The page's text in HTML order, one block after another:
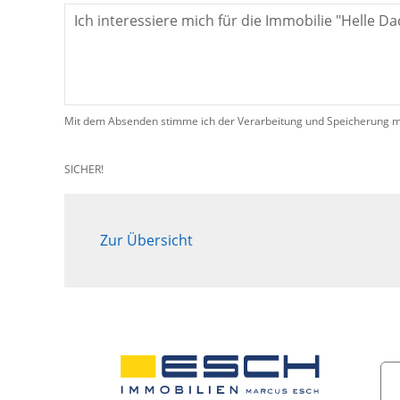
Mit dem Absenden stimme ich der Verarbeitung und
SICHER!
Zur Übersicht